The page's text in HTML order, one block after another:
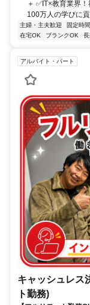
＋ ✅IT×教育業界
100万人の学びに
主婦・主夫歓迎 固定時
在宅OK
ブランクOK
アルバイト・パート
キャッシュレス
ト勤務)